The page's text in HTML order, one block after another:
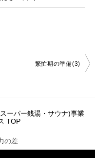
繁忙期の準備(3)
ーパー銭湯・サウナ)事業
TOP
の差